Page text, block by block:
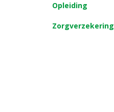
Opleiding
Zorgverzekering